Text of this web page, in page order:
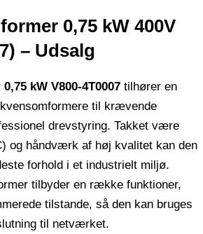
0,75 kW 400V
– Udsalg
kW V800-4T0007 tilhører en
til krævende
drevstyring. Takket være
og håndværk af høj kvalitet kan den
forhold i et industrielt miljø.
tilbyder en række funktioner,
tilstande, så den kan bruges
til netværket.